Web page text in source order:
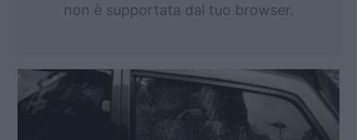
non è supportata dal tuo browser.